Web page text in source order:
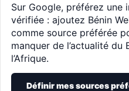
Sur Google, préférez une
vérifiée : ajoutez Bénin
comme source préférée
manquer de l’actualité du
l’Afrique.
Définir mes sources